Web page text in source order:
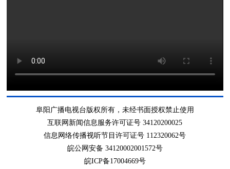
阜阳广播电视台版权所有，未经书面授权禁止使用
互联网新闻信息服务许可证号 34120200025
信息网络传播视听节目许可证号 112320062号
皖公网安备 34120002001572号
皖ICP备17004669号